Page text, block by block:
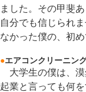
ました。その甲斐
自分でも信じられ
なかった僕の、初
●エアコンクリーニン
大学生の僕は、漠
起業と言っても何